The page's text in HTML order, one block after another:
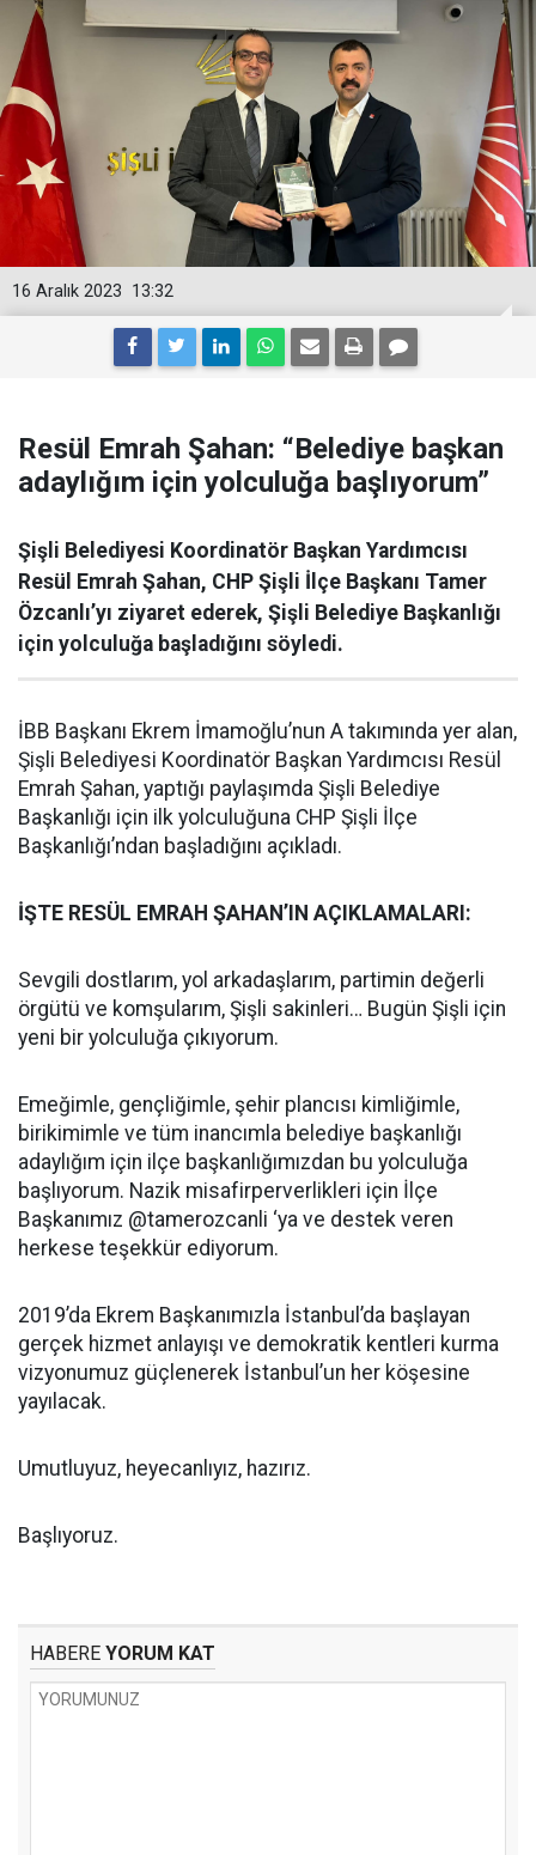
13:32
16 Aralık 2023
Resül Emrah Şahan: “Belediye başkan
adaylığım için yolculuğa başlıyorum”
Şişli Belediyesi Koordinatör Başkan Yardımcısı
Resül Emrah Şahan, CHP Şişli İlçe Başkanı Tamer
Özcanlı’yı ziyaret ederek, Şişli Belediye Başkanlığı
için yolculuğa başladığını söyledi.
İBB Başkanı Ekrem İmamoğlu’nun A takımında yer alan,
Şişli Belediyesi Koordinatör Başkan Yardımcısı Resül
Emrah Şahan, yaptığı paylaşımda Şişli Belediye
Başkanlığı için ilk yolculuğuna CHP Şişli İlçe
Başkanlığı’ndan başladığını açıkladı.
İŞTE RESÜL EMRAH ŞAHAN’IN AÇIKLAMALARI:
Sevgili dostlarım, yol arkadaşlarım, partimin değerli
örgütü ve komşularım, Şişli sakinleri… Bugün Şişli için
yeni bir yolculuğa çıkıyorum.
Emeğimle, gençliğimle, şehir plancısı kimliğimle,
birikimimle ve tüm inancımla belediye başkanlığı
adaylığım için ilçe başkanlığımızdan bu yolculuğa
başlıyorum. Nazik misafirperverlikleri için İlçe
Başkanımız @tamerozcanli ‘ya ve destek veren
herkese teşekkür ediyorum.
2019’da Ekrem Başkanımızla İstanbul’da başlayan
gerçek hizmet anlayışı ve demokratik kentleri kurma
vizyonumuz güçlenerek İstanbul’un her köşesine
yayılacak.
Umutluyuz, heyecanlıyız, hazırız.
Başlıyoruz.
HABERE YORUM KAT